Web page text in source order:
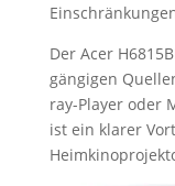
Der Acer
gängigen
ray-Player oder
ist ein klarer